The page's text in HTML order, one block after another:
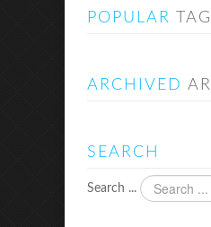
POPULAR
ARCHIVED
SEARCH
Search ...